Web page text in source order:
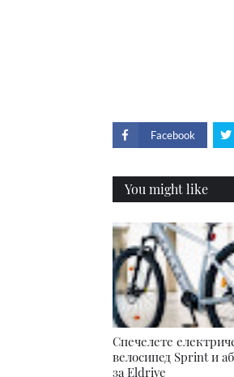
Facebook
You might like
Спечелете
велосипед Sprint и
за Eldrive